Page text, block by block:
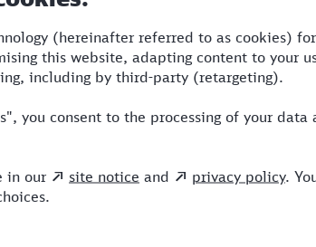
2 RB,ERB,ICE